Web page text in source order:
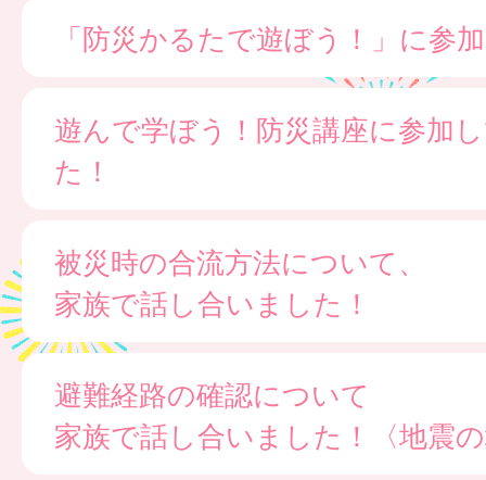
「防災かるたで遊ぼう！」に参
遊んで学ぼう！防災講座に参加
た！
被災時の合流方法について、
家族で話し合いました！
避難経路の確認について
家族で話し合いました！〈地震